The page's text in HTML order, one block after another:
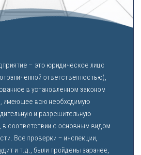
– это юридическое лицо
ответственностью),
в установленном законом
имеющее всю необходимую
и разрешительную
в соответствии с основным видом
Все проверки – инспекции,
и т.д., были пройдены заранее,